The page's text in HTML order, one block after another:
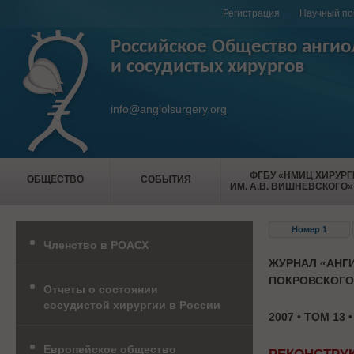
Регистрация Научный
Российское Общество
и сосудистых хирургов
info@angiolsurgery.org
ОБЩЕСТВО СОБЫТИЯ
ФГБУ «НМИЦ
ИМ. А.В.
Номер 1
ЖУРНАЛ
2007 • ТОМ 13
Членство в РОАСХ
Отчеты о состоянии
сосудистой хирургии в России
Европейское общество